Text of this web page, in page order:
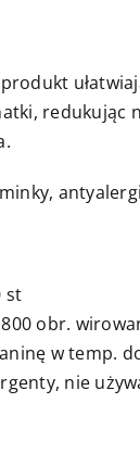
redukując
minky,
st
obr.
w temp.
nie